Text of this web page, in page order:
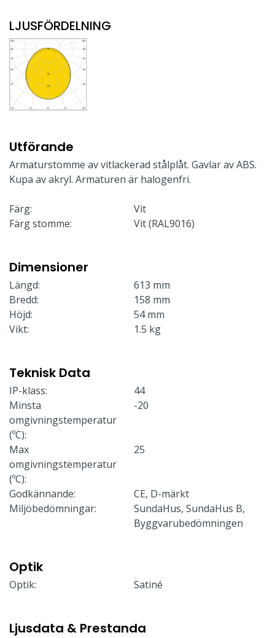
LJUSFÖRDELNING
Utförande
Armaturstomme av vitlackerad stålplåt. Gavlar av ABS.
Kupa av akryl. Armaturen är halogenfri.
Färg:
Vit
Färg stomme:
Vit (RAL9016)
Dimensioner
Längd:
613 mm
Bredd:
158 mm
Höjd:
54 mm
Vikt:
1.5 kg
Teknisk Data
IP-klass:
44
Minsta
omgivningstemperatur
(ºC):
-20
Max
omgivningstemperatur
(ºC):
25
Godkännande:
CE, D-märkt
Miljöbedömningar:
SundaHus, SundaHus B,
Byggvarubedömningen
Optik
Optik: Satiné
Ljusdata & Prestanda